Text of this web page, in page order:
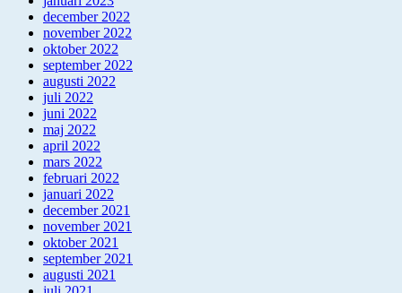
december 2022
november 2022
oktober 2022
september 2022
augusti 2022
juli 2022
juni 2022
maj 2022
april 2022
mars 2022
februari 2022
januari 2022
december 2021
november 2021
oktober 2021
september 2021
augusti 2021